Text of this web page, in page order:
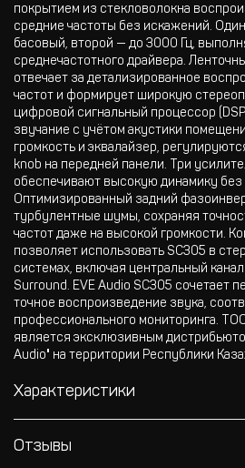
покрытием из стекловолокна
средние частоты без искажений.
басовый, второй — до 3000 Гц,
среднечастотного драйвера.
отвечает за детализированное
частот и формирует широкую
цифровой сигнальный процессор
звучание с учётом акустики
громкость и эквалайзер,
knob на передней панели. Три
обеспечивают высокую динамику без
Оптимизированный задний
турбулентные шумы, сохраняя
частот даже на высокой громкости.
позволяет использовать SC305 в
системах, включая центральный
Surround. EVE Audio SC305 сочетает
точное воспроизведение звука,
профессионального мониторинга.
является эксклюзивным
Audio" на территории Республики
Характеристики
Отзывы